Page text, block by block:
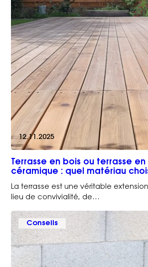
12.11.2025
Terrasse en bois ou terrasse
céramique : quel matériau
La terrasse est une véritable
lieu de convivialité, de…
Conseils